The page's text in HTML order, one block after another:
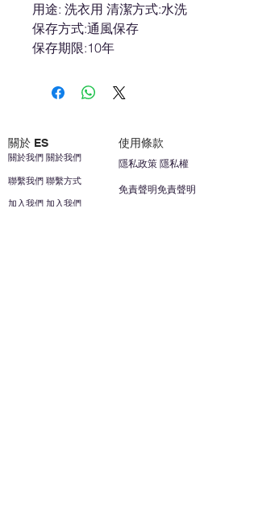
用途: 洗衣用 清潔方式:水洗
保存方式:通風保存
保存期限:10年
關於 ES 使用條款
聯繫我們 聯繫方式
加入我們 加入我們
關於我們 關於我們
免責聲明免責聲明
隱私政策 隱私權